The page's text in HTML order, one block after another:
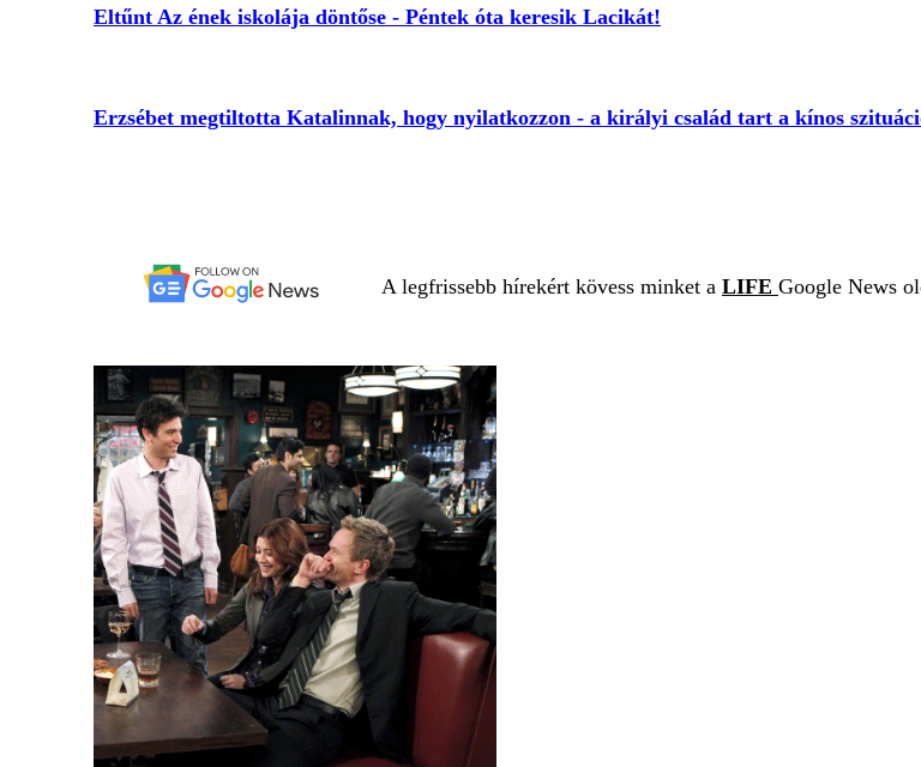
Eltűnt Az ének iskolája döntőse - Péntek óta keresik Lacikát!
Erzsébet megtiltotta Katalinnak, hogy nyilatkozzon - a királyi család tart a kínos
A legfrissebb hírekért kövess minket a LIFE Google News